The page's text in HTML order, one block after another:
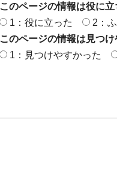
このページの情報は役に立
1：役に立った
2：
このページの情報は見つ
1：見つけやすかった